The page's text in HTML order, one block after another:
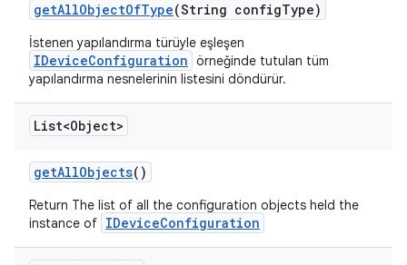
getAllObjectOfType(String configType)
İstenen yapılandırma türüyle eşleşen
IDeviceConfiguration örneğinde tutulan tüm
yapılandırma nesnelerinin listesini döndürür.
List<Object>
getAllObjects()
Return The list of all the configuration objects held the
instance of IDeviceConfiguration